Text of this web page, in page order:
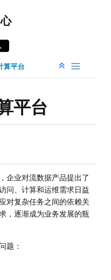
算平台
平台
企业对流数据产品提出了
问、计算和运维需求日益
对复杂任务之间的依赖关
，逐渐成为业务发展的瓶
题：